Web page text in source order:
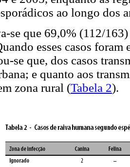
ao longo dos
se que 69,0% (112/
esses casos
se que, dos casos
e quanto aos
zona rural (Tabela 2).